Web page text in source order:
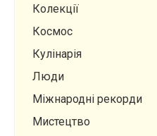
Колекції
Космос
Кулінарія
Люди
Міжнародні рекорди
Мистецтво